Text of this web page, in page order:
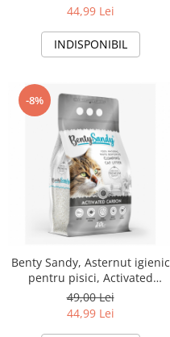
44,99 Lei
INDISPONIBIL
-8%
Benty Sandy, Asternut igienic
pentru pisici, Activated
Carbon, 10l
49,00 Lei
44,99 Lei